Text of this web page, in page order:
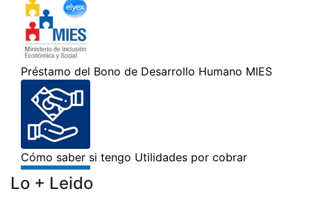
Lo + Leido